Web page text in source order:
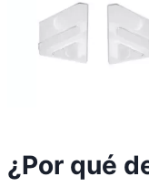
¿Por qué